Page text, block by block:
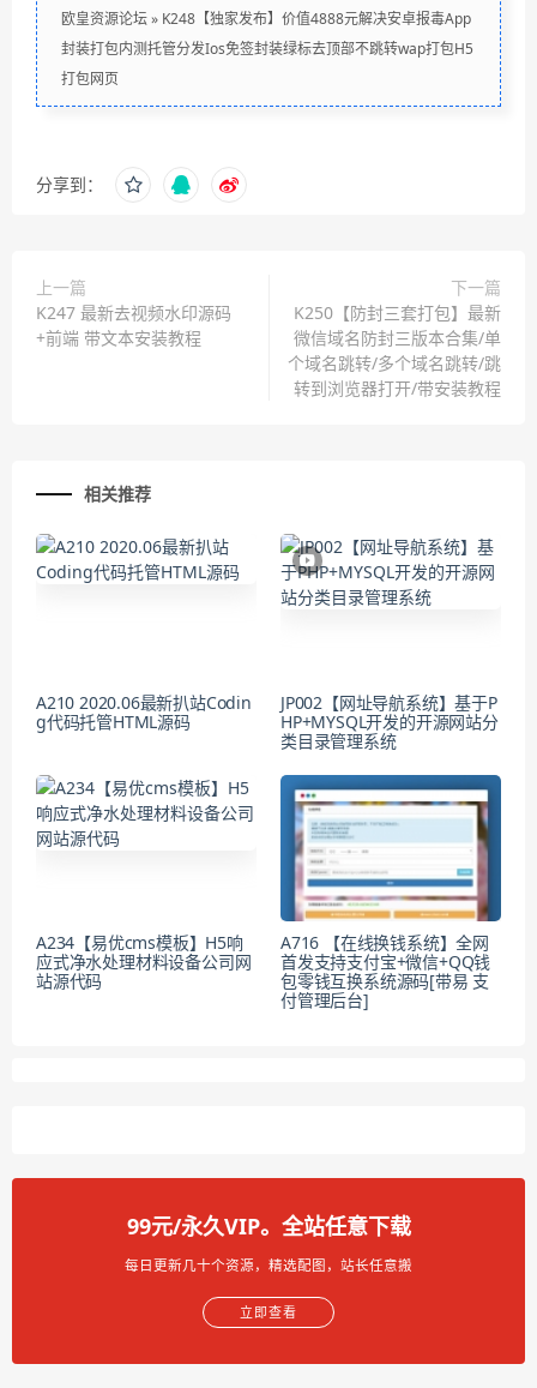
欧皇资源论坛» K248【独家发布】价值4888元解决安卓报毒App
封装打包内测托管分发Ios免签封装绿标去顶部不跳转wap打包H5
打包网页
分享到：
上一篇
K247 最新去视频水印源码
+前端 带文本安装教程
下一篇
K250【防封三套打包】最新
微信域名防封三版本合集/单
个域名跳转/多个域名跳转/跳
转到浏览器打开/带安装教程
相关推荐
A210 2020.06最新扒站Codin
g代码托管HTML源码
JP002【网址导航系统】基于P
HP+MYSQL开发的开源网站分
类目录管理系统
A234【易优cms模板】H5响
应式净水处理材料设备公司网
站源代码
A716 【在线换钱系统】全网
首发支持支付宝+微信+QQ钱
包零钱互换系统源码[带易 支
付管理后台]
99元/永久VIP。全站任意下载
每日更新几十个资源，精选配图，站长任意搬
立即查看